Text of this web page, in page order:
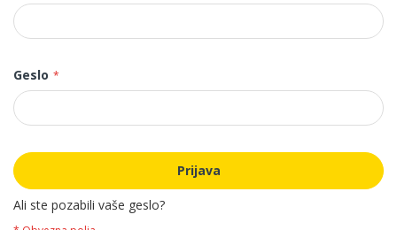
Geslo
Prijava
Ali ste pozabili vaše geslo?